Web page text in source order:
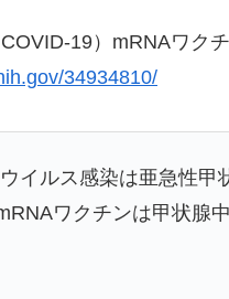
19）mRNAワク
34934810/
イルス感染は亜急性
ワクチンは甲状腺